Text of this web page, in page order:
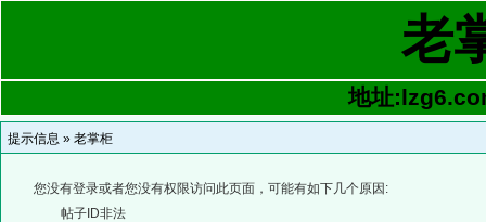
老
地址
提示信息 » 老掌柜
您没有登录或者您没有权限访问此页面，可能有如下几个原因:
帖子ID非法